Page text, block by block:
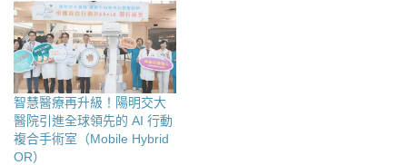
智慧醫療再升級！陽明交大
醫院引進全球領先的 AI 行動
複合手術室（Mobile Hybrid
OR）